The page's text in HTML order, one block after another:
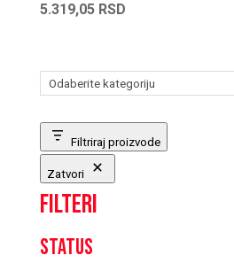
5.319,05 RSD
Odaberite
Filtriraj proizvode
Zatvori
Filteri
Status